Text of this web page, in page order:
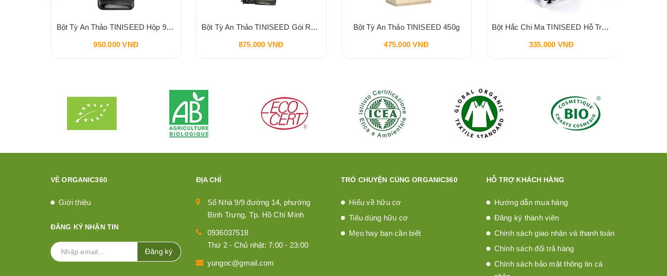
Bột Tỳ An Thảo TINISEED Hộp 900g
950.000 VNĐ
Bột Tỳ An Thảo TINISEED Gói Refill 900g
875.000 VNĐ
Bột Tỳ An Thảo TINISEED 450g
475.000 VNĐ
Bột Hắc Chi Ma TINISEED Hỗ Trợ Đen Tóc Bổ Sung Khí Huyết Bổ Thận 450g
335.000 VNĐ
VỀ ORGANIC360
Giới thiệu
ĐĂNG KÝ NHẬN TIN
Đăng ký
ĐỊA CHỈ
Số Nhà 9/9 đường 14, phường
Bình Trưng, Tp. Hồ Chí Minh
0936037518
Thứ 2 - Chủ nhật: 7:00 - 23:00
yungoc@gmail.com
TRÒ CHUYỆN CÙNG ORGANIC360
Hiểu về hữu cơ
Tiêu dùng hữu cơ
Mẹo hay bạn cần biết
HỖ TRỢ KHÁCH HÀNG
Hướng dẫn mua hàng
Đăng ký thành viên
Chính sách giao nhận và thanh toán
Chính sách đổi trả hàng
Chính sách bảo mật thông tin cá